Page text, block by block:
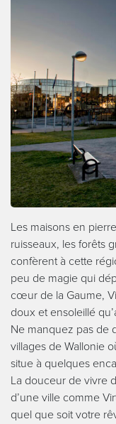
Les maisons en
ruisseaux, les forêts
confèrent à cette
peu de magie qui
cœur de la Gaume,
doux et ensoleillé
Ne manquez pas de
villages de Wallonie
situe à quelques
La douceur de vivre
d’une ville comme
quel que soit votre